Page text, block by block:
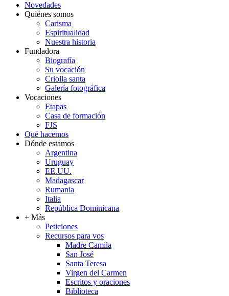
Novedades
Quiénes somos
Carisma
Espiritualidad
Nuestra historia
Fundadora
Biografía
Su vocación
Criolla santa
Galería fotográfica
Vocaciones
Etapas
Casa de formación
FJS
Qué hacemos
Dónde estamos
Argentina
Uruguay
EE.UU.
Madagascar
Rumania
Italia
República Dominicana
+ Más
Peticiones
Recursos para vos
Madre Camila
San José
Santa Teresa
Virgen del Carmen
Escritos y oraciones
Biblioteca